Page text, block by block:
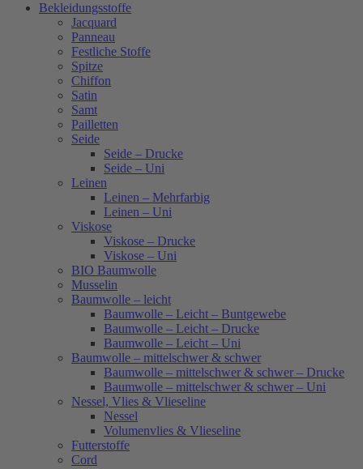
Bekleidungsstoffe
Jacquard
Panneau
Festliche Stoffe
Spitze
Chiffon
Satin
Samt
Pailletten
Seide
Seide – Drucke
Seide – Uni
Leinen
Leinen – Mehrfarbig
Leinen – Uni
Viskose
Viskose – Drucke
Viskose – Uni
BIO Baumwolle
Musselin
Baumwolle – leicht
Baumwolle – Leicht – Buntgewebe
Baumwolle – Leicht – Drucke
Baumwolle – Leicht – Uni
Baumwolle – mittelschwer & schwer
Baumwolle – mittelschwer & schwer – Drucke
Baumwolle – mittelschwer & schwer – Uni
Nessel, Vlies & Vlieseline
Nessel
Volumenvlies & Vlieseline
Futterstoffe
Cord